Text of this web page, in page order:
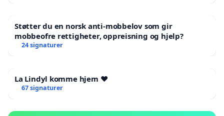
Støtter du en norsk anti-mobbelov som gir
mobbeofre rettigheter, oppreisning og hjelp?
24 signaturer
La Lindyl komme hjem ❤️
67 signaturer